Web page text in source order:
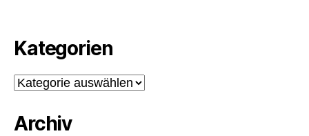
Kategorien
Kategorien
Archiv